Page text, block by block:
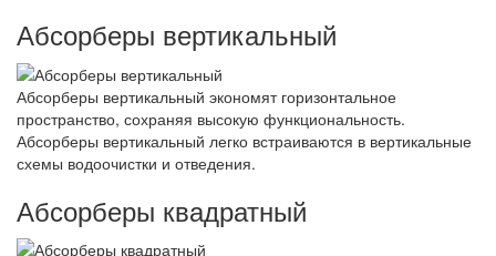
Абсорберы вертикальный
Абсорберы вертикальный экономят горизонтальное
пространство, сохраняя высокую функциональность.
Абсорберы вертикальный легко встраиваются в вертикальные
схемы водоочистки и отведения.
Абсорберы квадратный